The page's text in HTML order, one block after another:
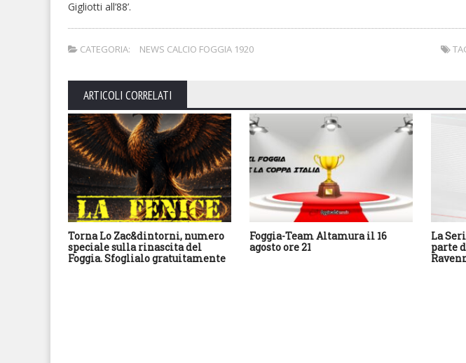
Gigliotti all’88’.
CATEGORIA: NEWS CALCIO FOGGIA 1920
ARTICOLI CORRELATI
Torna Lo Zac&dintorni, numero
speciale sulla rinascita del
Foggia. Sfoglialo gratuitamente
Foggia-Team Altamura il 16
agosto ore 21
La
parte